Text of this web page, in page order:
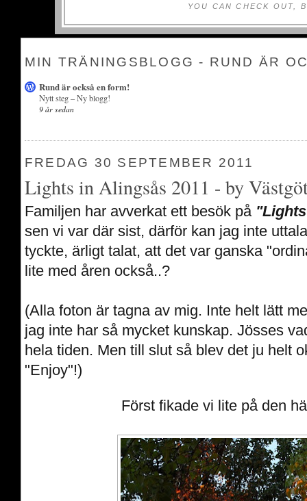
YOU CAN CHECK OUT,
MIN TRÄNINGSBLOGG - RUND ÄR
Rund är också en form!
Nytt steg – Ny blogg!
9 år sedan
FREDAG 30 SEPTEMBER 2011
Lights in Alingsås 2011 - by
Familjen har avverkat ett besök på
sen vi var där sist, därför kan jag inte
tyckte, ärligt talat, att det var ganska
lite med åren också..?
(Alla foton är tagna av mig. Inte helt lätt
jag inte har så mycket kunskap. Jösses
hela tiden. Men till slut så blev det ju helt
"Enjoy"!)
Först fikade vi lite på den